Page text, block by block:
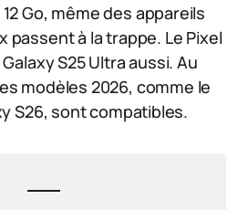
Go, même des appareils
à la trappe. Le Pixel
S25 Ultra aussi. Au
modèles 2026, comme le
S26, sont compatibles.